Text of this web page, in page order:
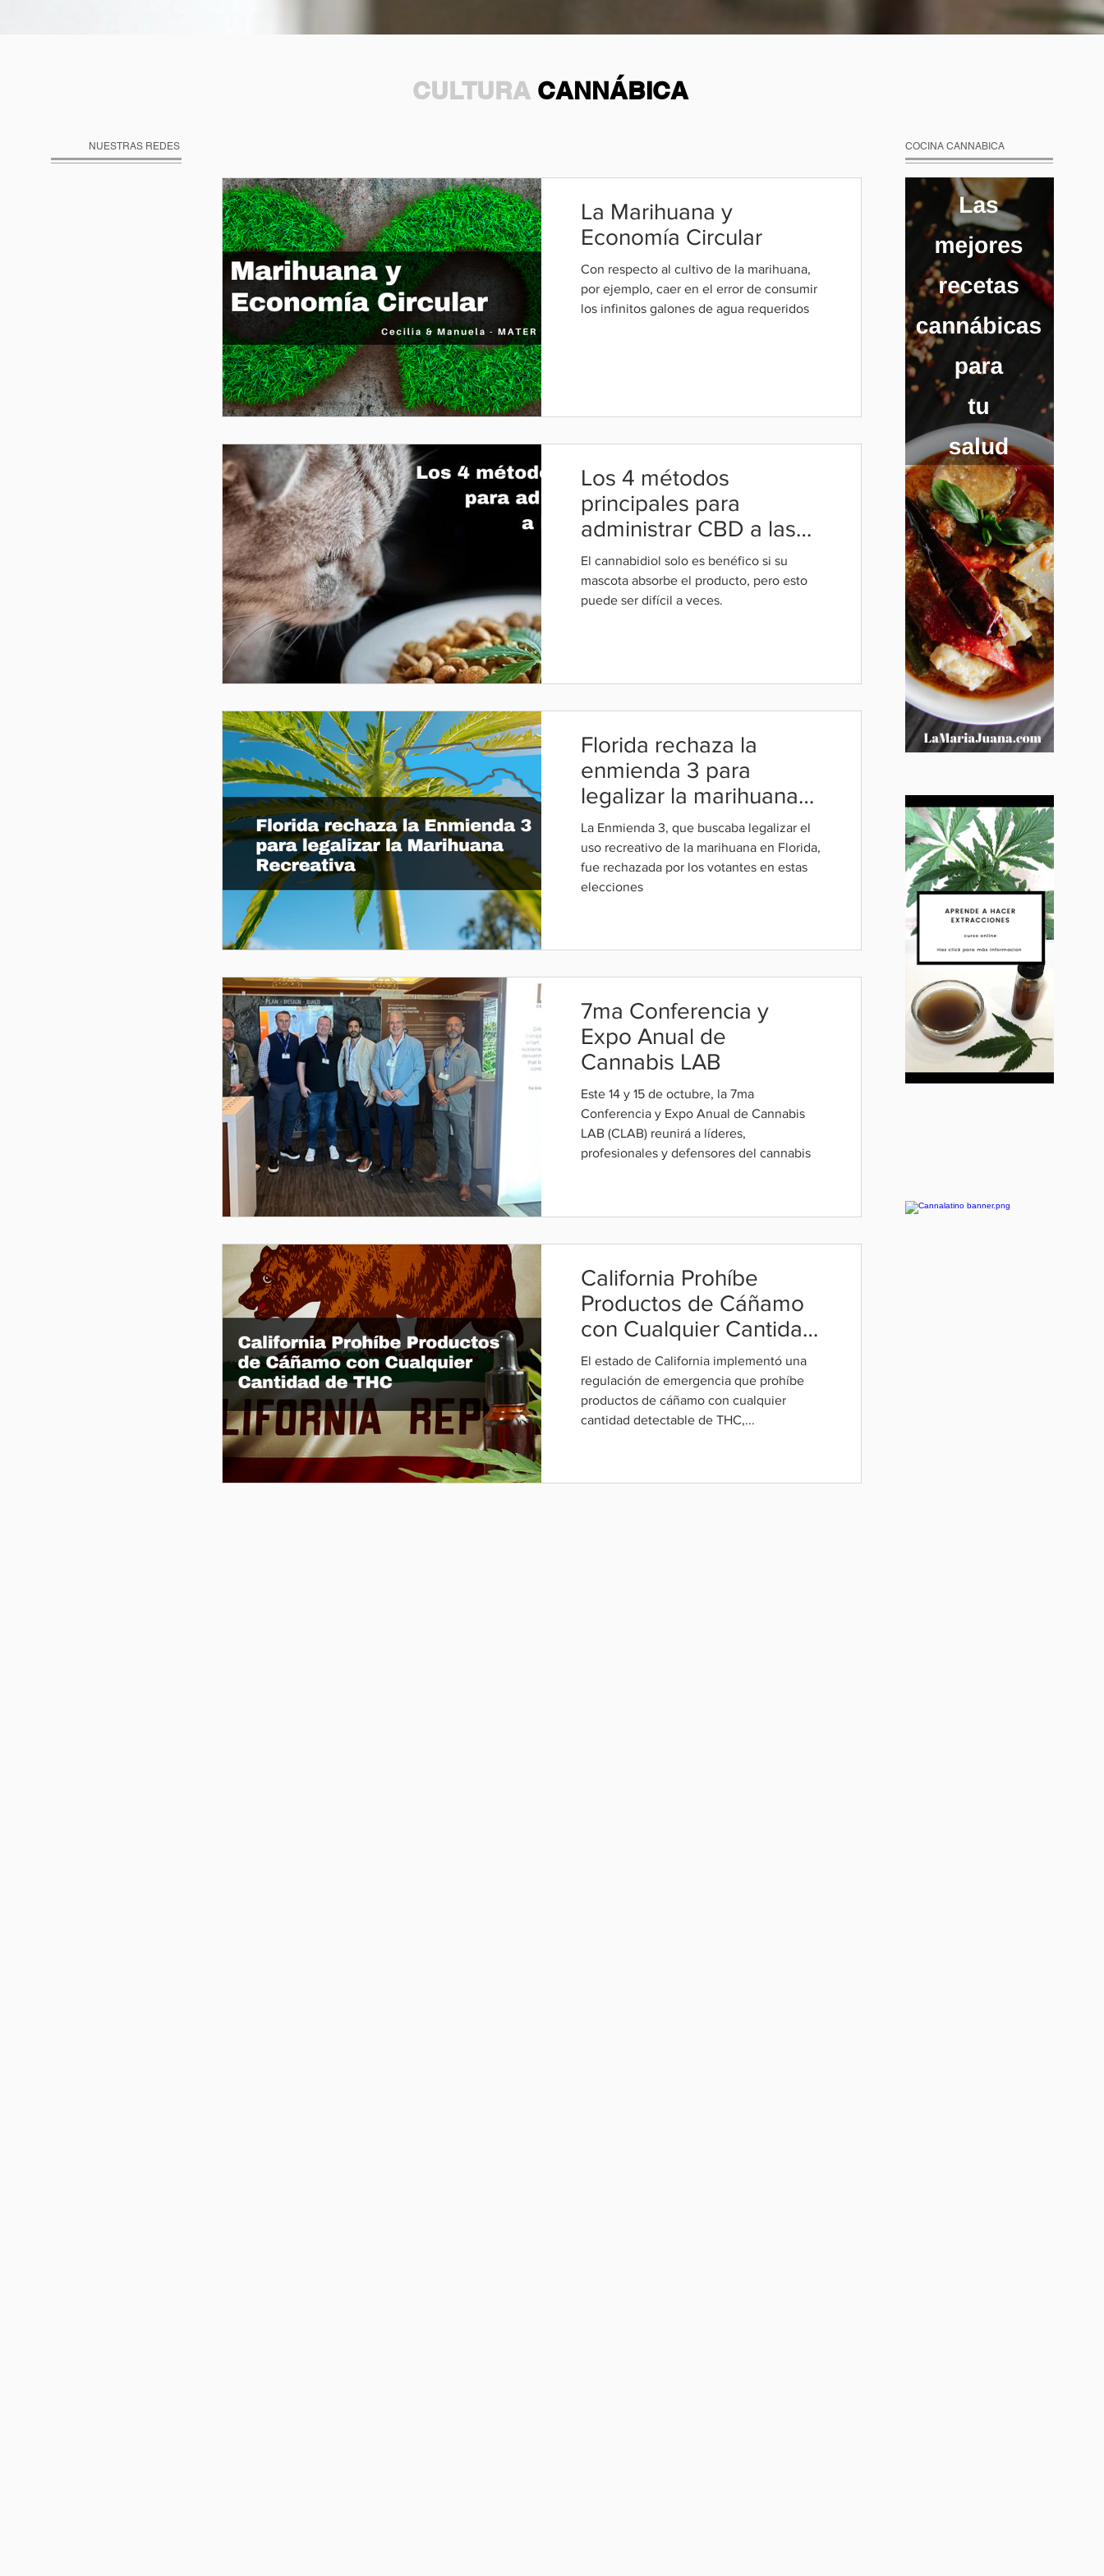
NUESTRAS REDES
La Marihuana y
Economía Circular
Con respecto al cultivo de la marihuana,
por ejemplo, caer en el error de consumir
los infinitos galones de agua requeridos
Los 4 métodos
principales para
administrar CBD a las
mascotas
El cannabidiol solo es benéfico si su
mascota absorbe el producto, pero esto
puede ser difícil a veces.
Florida rechaza la
enmienda 3 para
legalizar la marihuana
recreativa
La Enmienda 3, que buscaba legalizar el
uso recreativo de la marihuana en Florida,
fue rechazada por los votantes en estas
elecciones
7ma Conferencia y
Expo Anual de
Cannabis LAB
Este 14 y 15 de octubre, la 7ma
Conferencia y Expo Anual de Cannabis
LAB (CLAB) reunirá a líderes,
profesionales y defensores del cannabis
California Prohíbe
Productos de Cáñamo
con Cualquier Cantidad
de THC
El estado de California implementó una
regulación de emergencia que prohíbe
productos de cáñamo con cualquier
cantidad detectable de THC,...
COCINA CANNABICA
CULTURA CANNÁBICA